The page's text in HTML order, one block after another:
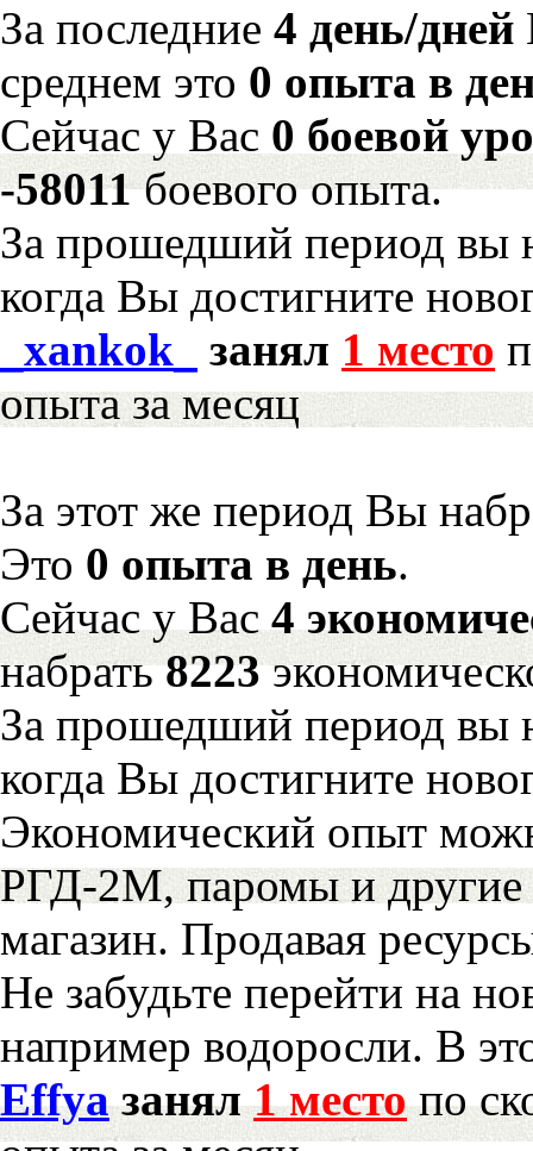
За последние 4 день/дней
среднем это 0 опыта в
Сейчас у Вас 0 боевой
-58011боевого опыта.
За прошедший период вы
когда Вы достигните
_xankok_
занял 1 место
опыта за месяц
За этот же период Вы
Это 0 опыта в день.
Сейчас у Вас4
набрать8223
За прошедший период вы
когда Вы достигните
Экономический опыт
РГД-2М, паромы и другие
магазин. Продавая
Не забудьте перейти на
например водоросли. В
Effyaзанял1 местопо